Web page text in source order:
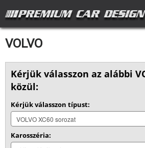
VOLVO
Kérjük válasszon az alábbi
közül:
Kérjük válasszon típust:
Karosszéria: